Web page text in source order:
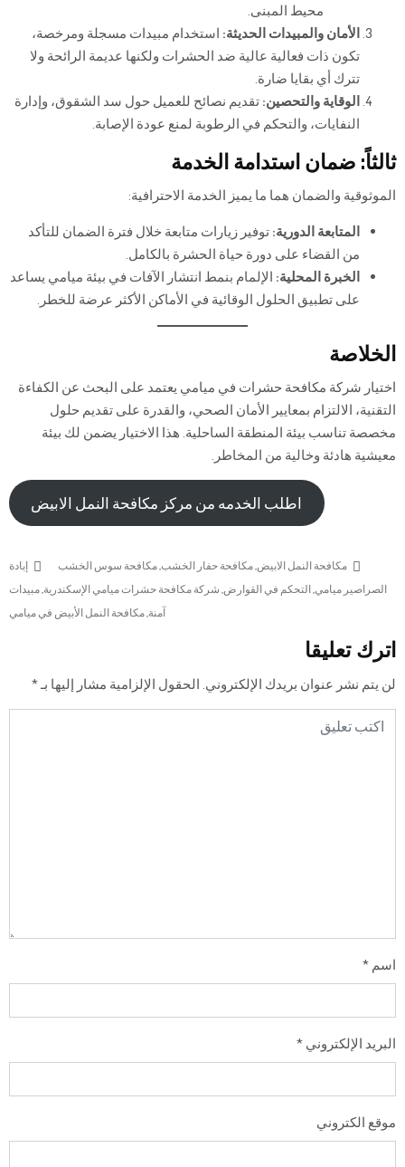
محيط المبنى.
الأمان والمبيدات الحديثة: استخدام مبيدات مسجلة ومرخصة،
تكون ذات فعالية عالية ضد الحشرات ولكنها عديمة الرائحة ولا
تترك أي بقايا ضارة.
الوقاية والتحصين: تقديم نصائح للعميل حول سد الشقوق، وإدارة
النفايات، والتحكم في الرطوبة لمنع عودة الإصابة.
ثالثاً: ضمان استدامة الخدمة
الموثوقية والضمان هما ما يميز الخدمة الاحترافية:
المتابعة الدورية: توفير زيارات متابعة خلال فترة الضمان للتأكد
من القضاء على دورة حياة الحشرة بالكامل.
الخبرة المحلية: الإلمام بنمط انتشار الآفات في بيئة ميامي يساعد
على تطبيق الحلول الوقائية في الأماكن الأكثر عرضة للخطر.
الخلاصة
اختيار شركة مكافحة حشرات في ميامي يعتمد على البحث عن الكفاءة
التقنية، الالتزام بمعايير الأمان الصحي، والقدرة على تقديم حلول
مخصصة تناسب بيئة المنطقة الساحلية. هذا الاختيار يضمن لك بيئة
معيشية هادئة وخالية من المخاطر.
اطلب الخدمه من مركز مكافحة النمل الابيض
مكافحة النمل الابيض,مكافحة حفار الخشب,مكافحة سوس الخشب
إبادة
الصراصير ميامي,التحكم في القوارض, شركة مكافحة حشرات ميامي الإسكندرية,مبيدات
آمنة,مكافحة النمل الأبيض في ميامي
اترك تعليقا
لن يتم نشر عنوان بريدك الإلكتروني. الحقول الإلزامية مشار إليها بـ*
اسم *
البريد الإلكتروني *
موقع الكتروني